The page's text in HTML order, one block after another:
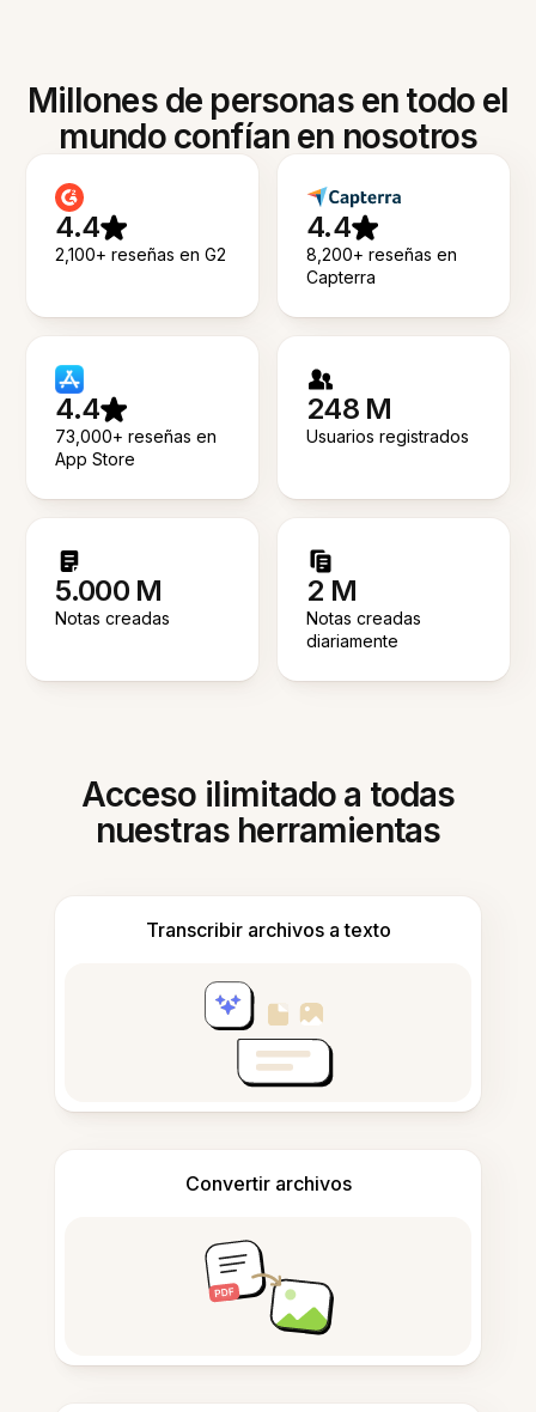
Millones de personas en todo el
mundo confían en nosotros
4.4
2,100+ reseñas en G2
4.4
8,200+ reseñas en
Capterra
4.4
73,000+ reseñas en
App Store
248 M
Usuarios registrados
5.000 M
Notas creadas
2 M
Notas creadas
diariamente
Acceso ilimitado a todas
nuestras herramientas
Transcribir archivos a texto
Convertir archivos